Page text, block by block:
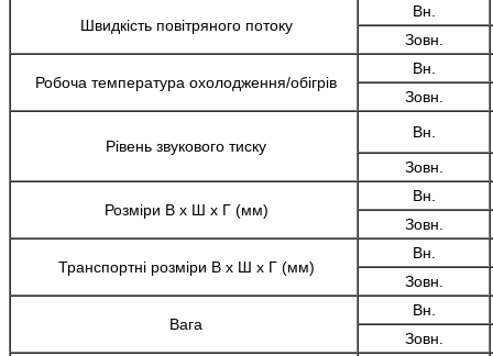
Швидкість повітряного потоку
Вн.
Зовн.
Робоча температура охолодження/обігрів
Вн.
Зовн.
Рівень звукового тиску
Вн.
Зовн.
Розміри В x Ш x Г (мм)
Вн.
Зовн.
Транспортні розміри В x Ш x Г (мм)
Вн.
Зовн.
Вага
Вн.
Зовн.